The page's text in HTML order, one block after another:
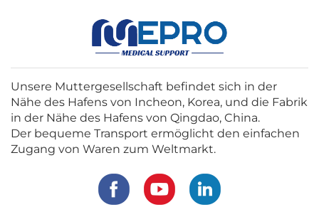
Unsere Muttergesellschaft befindet sich in der
Nähe des Hafens von Incheon, Korea, und die Fabrik
in der Nähe des Hafens von Qingdao, China.
Der bequeme Transport ermöglicht den einfachen
Zugang von Waren zum Weltmarkt.